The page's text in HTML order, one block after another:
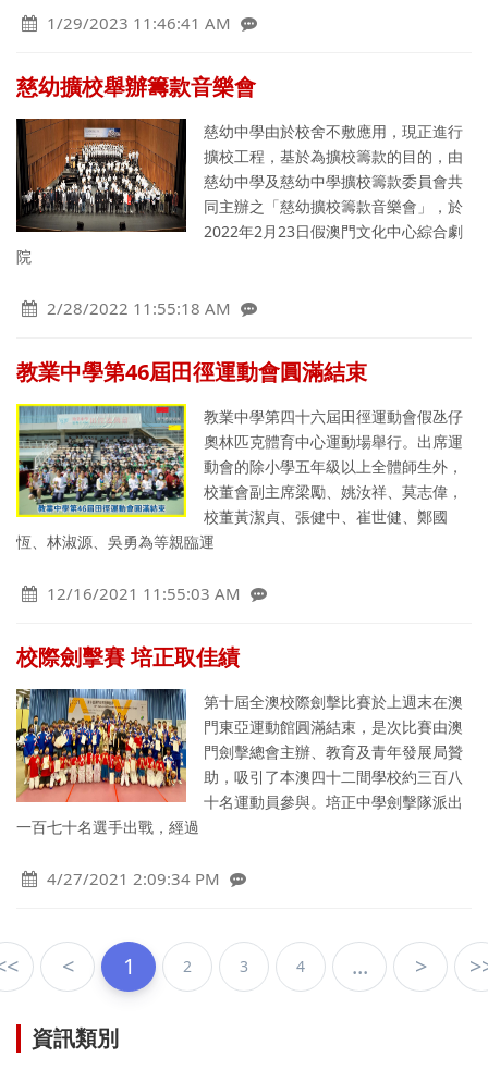
1/29/2023 11:46:41 AM
慈幼擴校舉辦籌款音樂會
慈幼中學由於校舍不敷應用，現正進行
擴校工程，基於為擴校籌款的目的，由
慈幼中學及慈幼中學擴校籌款委員會共
同主辦之「慈幼擴校籌款音樂會」，於
2022年2月23日假澳門文化中心綜合劇
院
2/28/2022 11:55:18 AM
教業中學第46屆田徑運動會圓滿結束
教業中學第四十六屆田徑運動會假氹仔
奧林匹克體育中心運動場舉行。出席運
動會的除小學五年級以上全體師生外，
校董會副主席梁勵、姚汝祥、莫志偉，
校董黃潔貞、張健中、崔世健、鄭國
恆、林淑源、吳勇為等親臨運
12/16/2021 11:55:03 AM
校際劍擊賽 培正取佳績
第十屆全澳校際劍擊比賽於上週末在澳
門東亞運動館圓滿結束，是次比賽由澳
門劍擊總會主辦、教育及青年發展局贊
助，吸引了本澳四十二間學校約三百八
十名運動員參與。培正中學劍擊隊派出
一百七十名選手出戰，經過
4/27/2021 2:09:34 PM
< 1 2 3 4 ... >
資訊類別